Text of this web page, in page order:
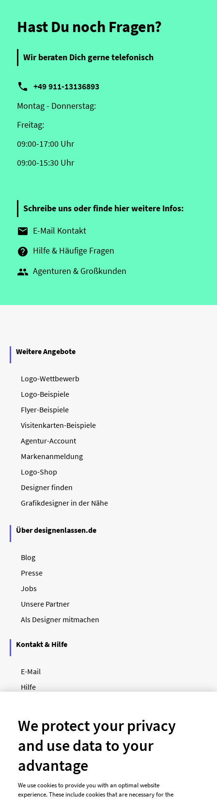
Hast Du noch Fragen?
Wir beraten Dich gerne telefonisch
 +49 911-13136893
Montag - Donnerstag:
Freitag:
09:00-17:00 Uhr
09:00-15:30 Uhr
Schreibe uns oder finde hier weitere Infos:
 E-Mail Kontakt
 Hilfe & Häufige Fragen
 Agenturen & Großkunden
Weitere Angebote
Logo-Wettbewerb
Logo-Beispiele
Flyer-Beispiele
Visitenkarten-Beispiele
Agentur-Account
Markenanmeldung
Logo-Shop
Designer finden
Grafikdesigner in der Nähe
Über designenlassen.de
Blog
Presse
Jobs
Unsere Partner
Als Designer mitmachen
Kontakt & Hilfe
E-Mail
Hilfe
Unsere Zahlungsarten
We protect your privacy
and use data to your
advantage
We use cookies to provide you with an optimal website
experience. These include cookies that are necessary for the